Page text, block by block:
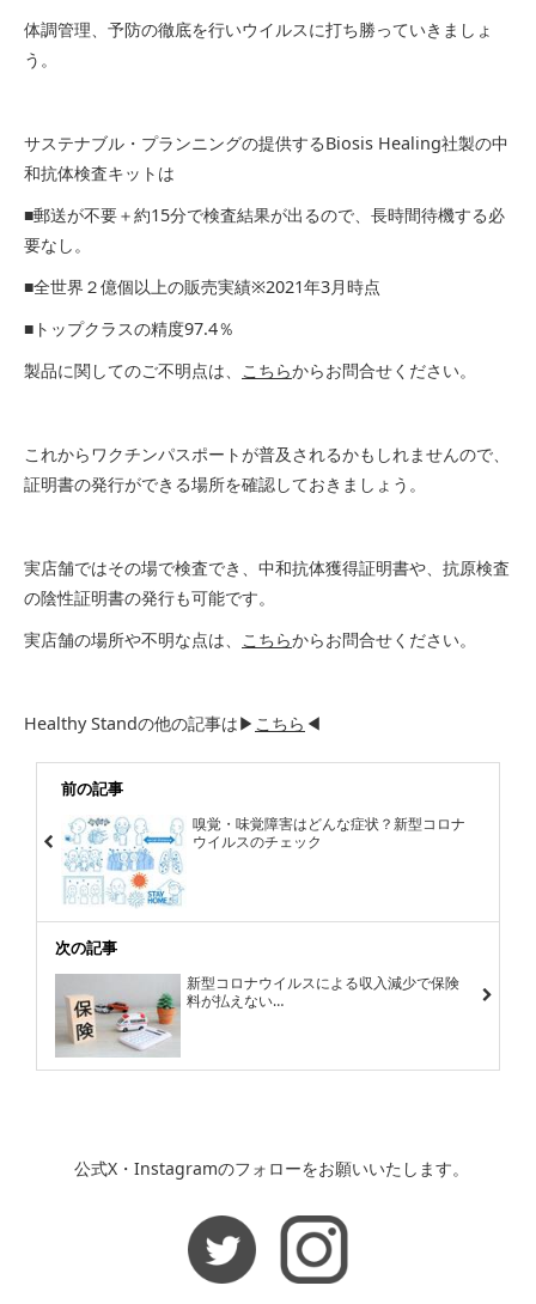
体調管理、予防の徹底を行いウイルスに打ち勝っていきましょ
う。
サステナブル・プランニングの提供するBiosis Healing社製の中
和抗体検査キットは
■郵送が不要＋約15分で検査結果が出るので、長時間待機する必
要なし。
■全世界２億個以上の販売実績※2021年3月時点
■トップクラスの精度97.4％
製品に関してのご不明点は、 こちらからお問合せください。
これからワクチンパスポートが普及されるかもしれませんので、
証明書の発行ができる場所を確認しておきましょう。
実店舗ではその場で検査でき、中和抗体獲得証明書や、抗原検査
の陰性証明書の発行も可能です。
実店舗の場所や不明な点は、 こちらからお問合せください。
Healthy Standの他の記事は▶ こちら ◀
前の記事
嗅覚・味覚障害はどんな症状？新型コロナ
ウイルスのチェック
次の記事
新型コロナウイルスによる収入減少で保険
料が払えない…
公式X・Instagramのフォローをお願いいたします。